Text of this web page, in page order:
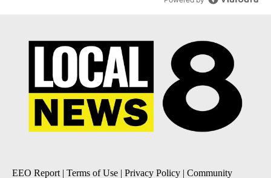
EEO Report | Terms of Use | Privacy Policy | Community